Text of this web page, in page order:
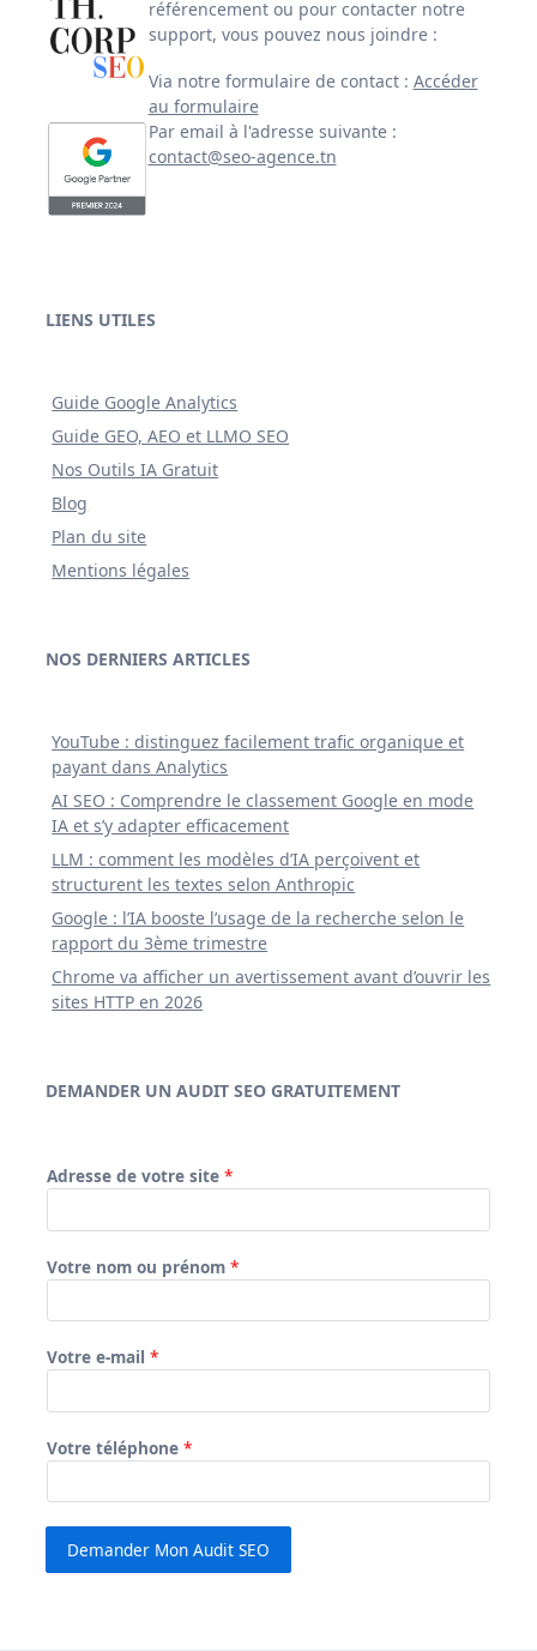
référencement ou pour contacter notre
support, vous pouvez nous joindre :
Via notre formulaire de contact : Accéder
au formulaire
Par email à l'adresse suivante :
contact@seo-agence.tn
LIENS UTILES
Guide Google Analytics
Guide GEO, AEO et LLMO SEO
Nos Outils IA Gratuit
Blog
Plan du site
Mentions légales
NOS DERNIERS ARTICLES
YouTube : distinguez facilement trafic organique et
payant dans Analytics
AI SEO : Comprendre le classement Google en mode
IA et s’y adapter efficacement
LLM : comment les modèles d’IA perçoivent et
structurent les textes selon Anthropic
Google : l’IA booste l’usage de la recherche selon le
rapport du 3ème trimestre
Chrome va afficher un avertissement avant d’ouvrir les
sites HTTP en 2026
DEMANDER UN AUDIT SEO GRATUITEMENT
Adresse de votre site *
Votre nom ou prénom *
Votre e-mail *
Votre téléphone *
Demander Mon Audit SEO